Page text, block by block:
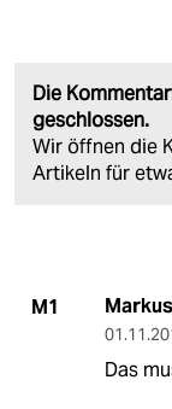
Die
geschlossen.
Wir öffnen die
Artikeln für
M1
Das